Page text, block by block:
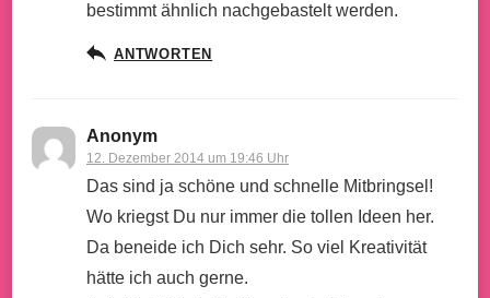
bestimmt ähnlich nachgebastelt werden.
ANTWORTEN
Anonym
12. Dezember 2014 um 19:46 Uhr
Das sind ja schöne und schnelle Mitbringsel!
Wo kriegst Du nur immer die tollen Ideen her.
Da beneide ich Dich sehr. So viel Kreativität
hätte ich auch gerne.